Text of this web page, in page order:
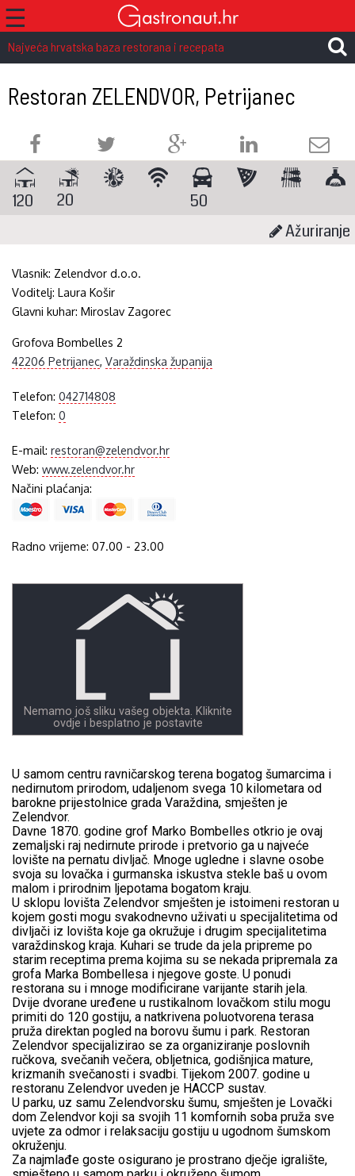
☰
Najveća hrvatska baza restorana i recepata
Restoran ZELENDVOR, Petrijanec
120 20
50
Ažuriranje
Vlasnik: Zelendvor d.o.o.
Voditelj:Laura Košir
Glavni kuhar:Miroslav Zagorec
Grofova Bombelles 2
42206 Petrijanec,Varaždinska županija
Telefon:042714808
Telefon:0
E-mail:restoran@zelendvor.hr
Web:www.zelendvor.hr
Načini plaćanja:
Radno vrijeme: 07.00 - 23.00
Nemamo još sliku vašeg objekta. Kliknite
ovdje i besplatno je postavite
U samom centru ravničarskog terena bogatog šumarcima i
nedirnutom prirodom, udaljenom svega 10 kilometara od
barokne prijestolnice grada Varaždina, smješten je
Zelendvor.
Davne 1870. godine grof Marko Bombelles otkrio je ovaj
zemaljski raj nedirnute prirode i pretvorio ga u najveće
lovište na pernatu divljač. Mnoge ugledne i slavne osobe
svoja su lovačka i gurmanska iskustva stekle baš u ovom
malom i prirodnim ljepotama bogatom kraju.
U sklopu lovišta Zelendvor smješten je istoimeni restoran u
kojem gosti mogu svakodnevno uživati u specijalitetima od
divljači iz lovišta koje ga okružuje i drugim specijalitetima
varaždinskog kraja. Kuhari se trude da jela pripreme po
starim receptima prema kojima su se nekada pripremala za
grofa Marka Bombellesa i njegove goste. U ponudi
restorana su i mnoge modificirane varijante starih jela.
Dvije dvorane uređene u rustikalnom lovačkom stilu mogu
primiti do 120 gostiju, a natkrivena poluotvorena terasa
pruža direktan pogled na borovu šumu i park. Restoran
Zelendvor specijalizirao se za organiziranje poslovnih
ručkova, svečanih večera, obljetnica, godišnjica mature,
krizmanih svečanosti i svadbi. Tijekom 2007. godine u
restoranu Zelendvor uveden je HACCP sustav.
U parku, uz samu Zelendvorsku šumu, smješten je Lovački
dom Zelendvor koji sa svojih 11 komfornih soba pruža sve
uvjete za odmor i relaksaciju gostiju u ugodnom šumskom
okruženju.
Za najmlađe goste osigurano je prostrano dječje igralište,